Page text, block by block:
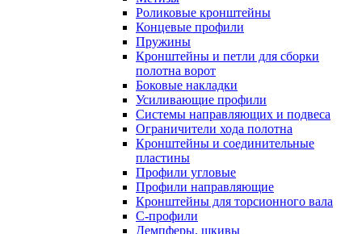
Роликовые кронштейны
Концевые профили
Пружины
Кронштейны и петли для сборки
полотна ворот
Боковые накладки
Усиливающие профили
Системы направляющих и подвеса
Ограничители хода полотна
Кронштейны и соединительные
пластины
Профили угловые
Профили направляющие
Кронштейны для торсионного вала
С-профили
Демпферы, шкивы